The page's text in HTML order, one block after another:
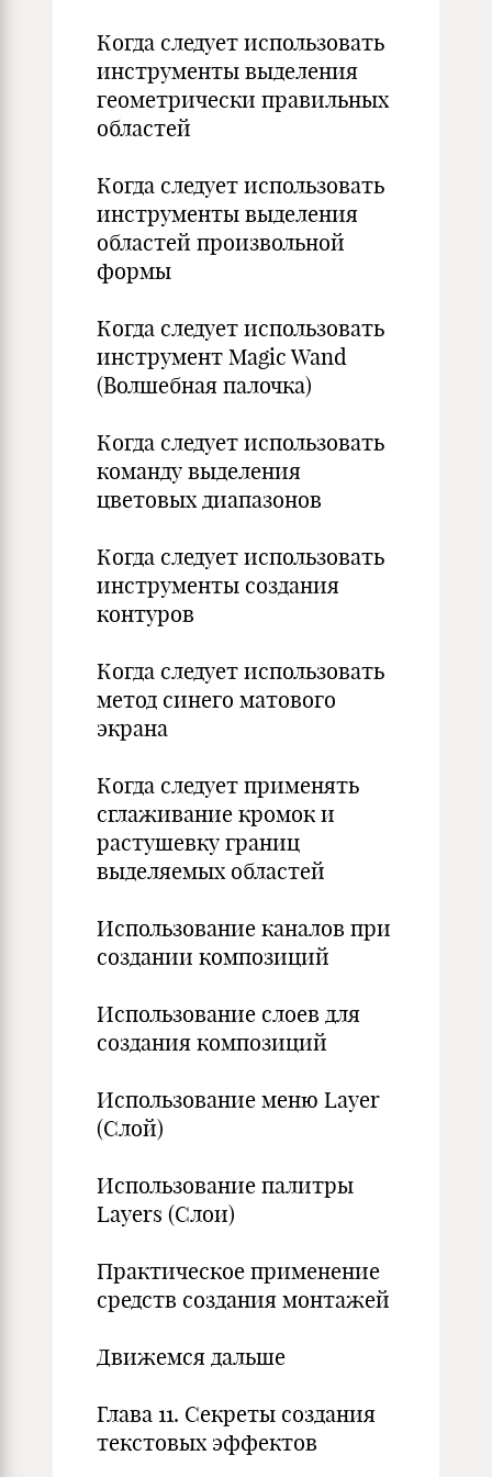
Когда следует использовать
инструменты выделения
геометрически правильных
областей
Когда следует использовать
инструменты выделения
областей произвольной
формы
Когда следует использовать
инструмент Magic Wand
(Волшебная палочка)
Когда следует использовать
команду выделения
цветовых диапазонов
Когда следует использовать
инструменты создания
контуров
Когда следует использовать
метод синего матового
экрана
Когда следует применять
сглаживание кромок и
растушевку границ
выделяемых областей
Использование каналов при
создании композиций
Использование слоев для
создания композиций
Использование меню Layer
(Слой)
Использование палитры
Layers (Слои)
Практическое применение
средств создания монтажей
Движемся дальше
Глава 11. Секреты создания
текстовых эффектов